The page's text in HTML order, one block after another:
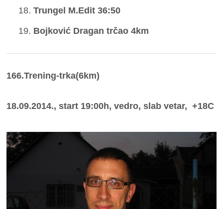
Trungel M.Edit 36:50
Bojković Dragan trčao 4km
166.Trening-trka(6km)
18.09.2014., start 19:00h, vedro, slab vetar, +18C